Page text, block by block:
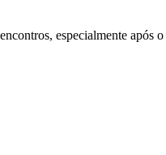
especialmente